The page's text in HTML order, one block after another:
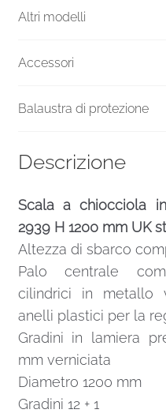
Altri modelli
Accessori
Balaustra di protezione
Descrizione
Scala a chiocciola
2939 H 1200 mm UK
Altezza di sbarco
Palo centrale
cilindrici in metallo
anelli plastici per la
Gradini in lamiera
mm verniciata
Diametro 1200 mm
Gradini 12 + 1